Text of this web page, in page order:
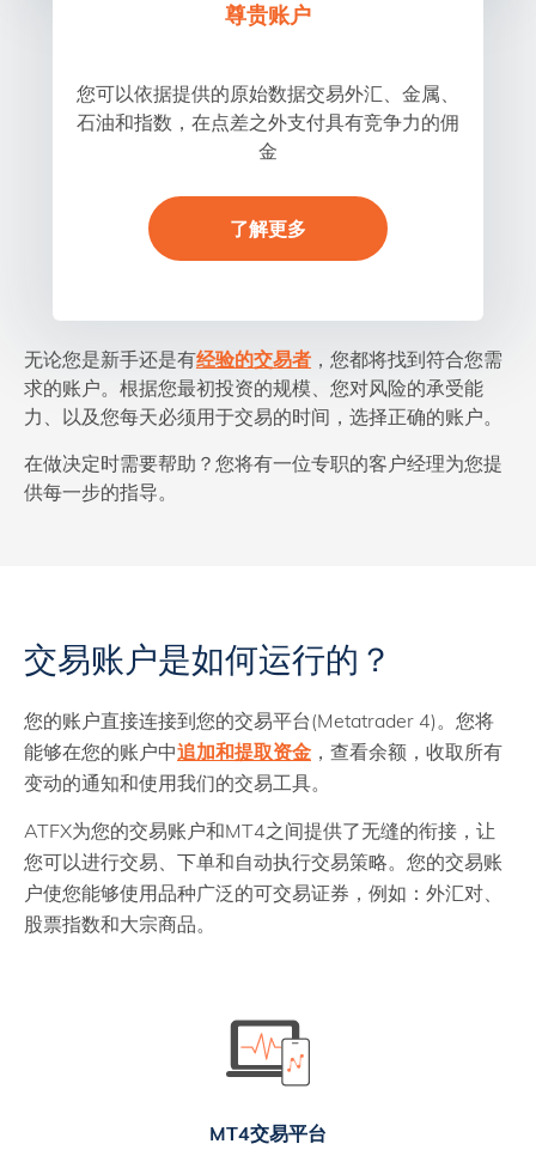
尊贵账户
您可以依据提供的原始数据交易外汇、金属、
石油和指数，在点差之外支付具有竞争力的佣
金
了解更多
无论您是新手还是有经验的交易者 ，您都将找到符合您需
求的账户。根据您最初投资的规模、您对风险的承受能
力、以及您每天必须用于交易的时间，选择正确的账户。
在做决定时需要帮助？您将有一位专职的客户经理为您提
供每一步的指导。
交易账户是如何运行的？
您的账户直接连接到您的交易平台(Metatrader 4)。您将
能够在您的账户中追加和提取资金 ，查看余额，收取所有
变动的通知和使用我们的交易工具。
ATFX为您的交易账户和MT4之间提供了无缝的衔接，让
您可以进行交易、下单和自动执行交易策略。您的交易账
户使您能够使用品种广泛的可交易证券，例如：外汇对、
股票指数和大宗商品。
MT4交易平台